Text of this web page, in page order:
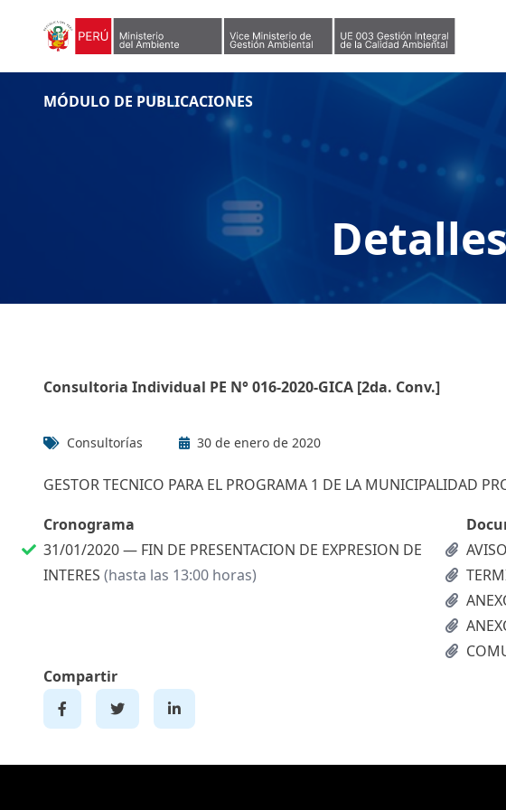
MÓDULO DE PUBLICACIONES
Consultoria Individual PE N° 016-2020-GICA [2da. Conv.]
Consultorías 30 de enero de 2020
GESTOR TECNICO PARA EL PROGRAMA 1 DE LA MUNICIPALIDAD
Cronograma
31/01/2020 — FIN DE PRESENTACION DE EXPRESION DE
INTERES (hasta las 13:00 horas)
Compartir